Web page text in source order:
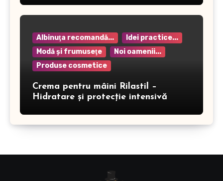
Albinuţa recomandă...
Idei practice...
Modă şi frumuseţe
Noi oamenii...
Produse cosmetice
Crema pentru mâini Rilastil –
Hidratare și protecție intensivă